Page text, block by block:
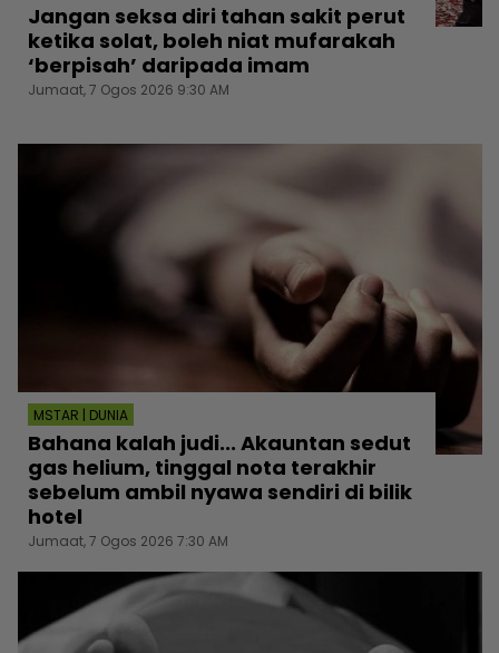
Jangan seksa diri tahan sakit perut
ketika solat, boleh niat mufarakah
‘berpisah’ daripada imam
Jumaat, 7 Ogos 2026 9:30 AM
MSTAR | DUNIA
Bahana kalah judi... Akauntan sedut
gas helium, tinggal nota terakhir
sebelum ambil nyawa sendiri di bilik
hotel
Jumaat, 7 Ogos 2026 7:30 AM